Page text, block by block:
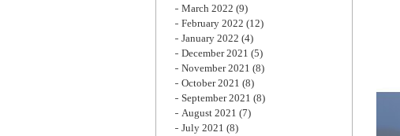
March 2022 (9)
February 2022 (12)
January 2022 (4)
December 2021 (5)
November 2021 (8)
October 2021 (8)
September 2021 (8)
August 2021 (7)
July 2021 (8)